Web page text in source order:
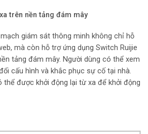
trên nền tảng đám mây
giám sát thông minh không chỉ hỗ
mà còn hỗ trợ ứng dụng Switch Ruijie
tảng đám mây. Người dùng có thể xem
cấu hình và khắc phục sự cố tại nhà.
thể được khởi động lại từ xa để khởi động